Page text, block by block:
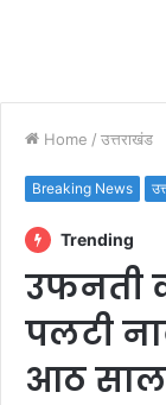
Home / उत्तराखंड
Breaking News
Trending
उफनती
पलटी
आठ साल